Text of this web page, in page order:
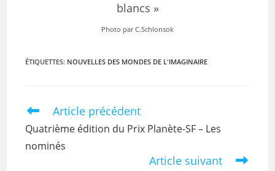
blancs »
Photo par C.Schlonsok
ÉTIQUETTES: NOUVELLES DES MONDES DE L'IMAGINAIRE
Article précédent
Quatrième édition du Prix Planète-SF – Les
nominés
Article suivant